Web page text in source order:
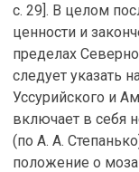
с. 29]. В целом
ценности и
пределах
следует указать
Уссурийского и
включает в себя
(по А. А.
положение о